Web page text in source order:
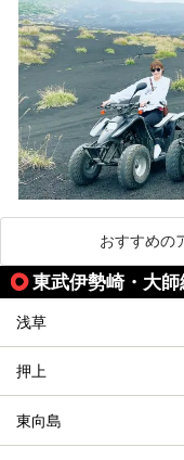
おすすめの
東武伊勢崎・大
浅草
押上
東向島